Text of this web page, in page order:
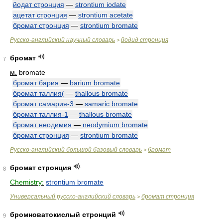
йодат стронция — strontium iodate
ацетат стронция — strontium acetate
бромат стронция — strontium bromate
Русско-английский научный словарь > йодид стронция
7
бромат
м.
bromate
бромат бария — barium bromate
бромат таллия( — thallous bromate
бромат самария-3 — samaric bromate
бромат таллия-1 — thallous bromate
бромат неодимия — neodymium bromate
бромат стронция — strontium bromate
Русско-английский большой базовый словарь > бромат
8
бромат стронция
Chemistry: strontium bromate
Универсальный русско-английский словарь > бромат стронция
9
бромноватокислый стронций